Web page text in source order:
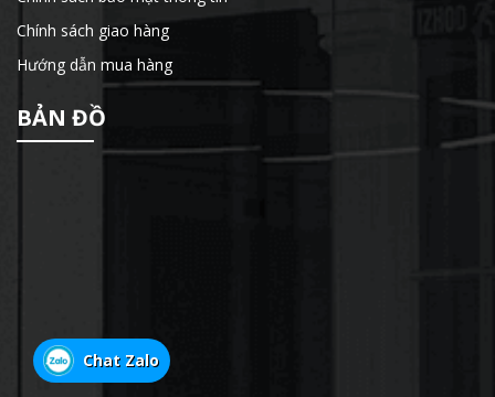
Chính sách giao hàng
Hướng dẫn mua hàng
BẢN ĐỒ
Chat Zalo